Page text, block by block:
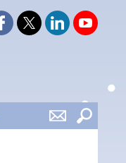
Suivez-nous sur
Suivez-nous sur
Retrouvez-